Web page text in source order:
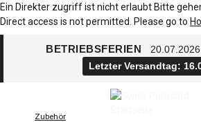
Ein Direkter zugriff ist nicht erlaubt Bitte
Direct access is not permitted. Please go to
BETRIEBSFERIEN
Letzter Versandtag:
Zubehör